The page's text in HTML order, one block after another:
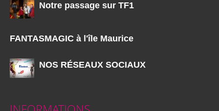
Notre passage sur TF1
FANTASMAGIC à l'île Maurice
NOS RÉSEAUX SOCIAUX